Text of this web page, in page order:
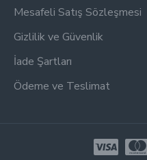
Mesafeli Satış Sözleşmesi
Gizlilik ve Güvenlik
İade Şartları
Ödeme ve Teslimat